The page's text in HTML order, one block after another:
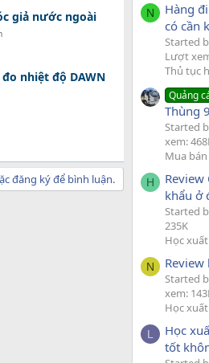
giả nước ngoài
nhiệt độ DAWN
đăng ký để bình luận.
N
Hàng
có cần
Started
Lượt
Thủ tục
Quảng
Thùng
Started
xem:
Mua
H
Review
khẩu ở
Started
235K
Học
N
Started
xem:
Học
L
Học
tốt